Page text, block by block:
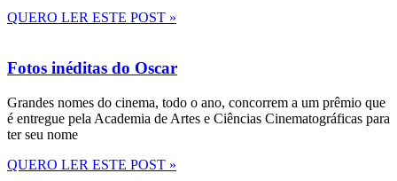
QUERO LER ESTE POST »
Fotos inéditas do Oscar
Grandes nomes do cinema, todo o ano, concorrem a um prêmio que
é entregue pela Academia de Artes e Ciências Cinematográficas para
ter seu nome
QUERO LER ESTE POST »